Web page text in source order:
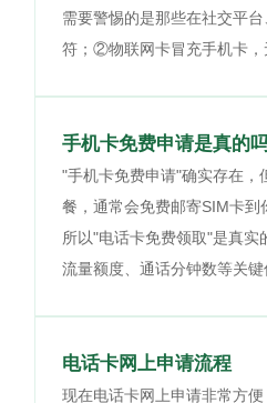
需要警惕的是那些在社交平
符；②物联网卡冒充手机卡
手机卡免费申请是真的
"手机卡免费申请"确实存在，
餐，通常会免费邮寄SIM卡
所以"电话卡免费领取"是真
流量额度、通话分钟数等关键
电话卡网上申请流程
现在电话卡网上申请非常方便